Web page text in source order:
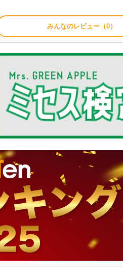
みんなのレビュー（0）